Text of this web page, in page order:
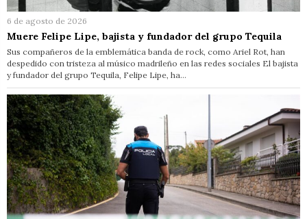
6 de agosto de 2026
Muere Felipe Lipe, bajista y fundador del grupo Tequila
Sus compañeros de la emblemática banda de rock, como Ariel Rot, han
despedido con tristeza al músico madrileño en las redes sociales El bajista
y fundador del grupo Tequila, Felipe Lipe, ha…